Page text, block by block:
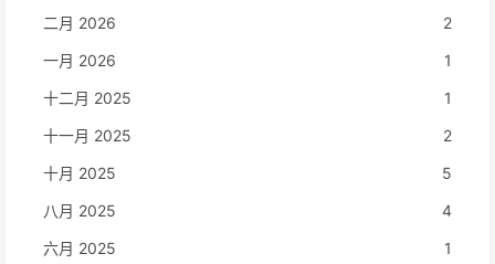
二月 2026
2
一月 2026
1
十二月 2025
1
十一月 2025
2
十月 2025
5
八月 2025
4
六月 2025
1